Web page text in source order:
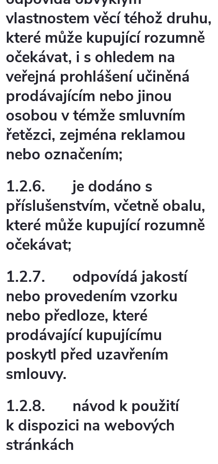
vlastnostem věcí téhož druhu,
které může kupující rozumně
očekávat, i s ohledem na
veřejná prohlášení učiněná
prodávajícím nebo jinou
osobou v témže smluvním
řetězci, zejména reklamou
nebo označením;
1.2.6. je dodáno s
příslušenstvím, včetně obalu,
které může kupující rozumně
očekávat;
1.2.7. odpovídá jakostí
nebo provedením vzorku
nebo předloze, které
prodávající kupujícímu
poskytl před uzavřením
smlouvy.
1.2.8. návod k použití
k dispozici na webových
stránkách